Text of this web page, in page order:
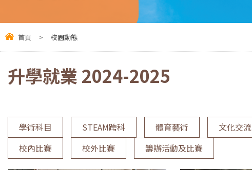
首頁 > 校園動態
升學就業 2024-2025
學術科目
STEAM跨科 體育藝術 文化交流
校內比賽
校外比賽 籌辦活動及比賽